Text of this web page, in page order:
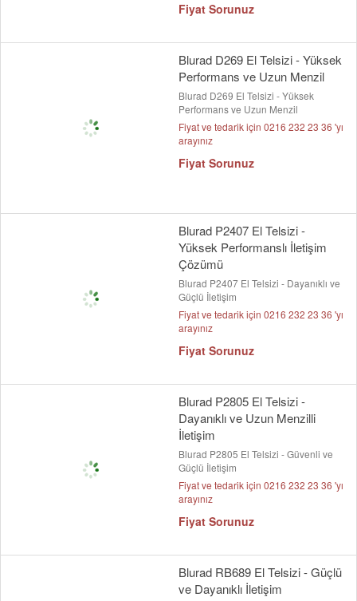
Fiyat Sorunuz
Blurad D269 El Telsizi - Yüksek
Performans ve Uzun Menzil
Blurad D269 El Telsizi - Yüksek
Performans ve Uzun Menzil
Fiyat ve tedarik için 0216 232 23 36 'yı
arayınız
Fiyat Sorunuz
Blurad P2407 El Telsizi -
Yüksek Performanslı İletişim
Çözümü
Blurad P2407 El Telsizi - Dayanıklı ve
Güçlü İletişim
Fiyat ve tedarik için 0216 232 23 36 'yı
arayınız
Fiyat Sorunuz
Blurad P2805 El Telsizi -
Dayanıklı ve Uzun Menzilli
İletişim
Blurad P2805 El Telsizi - Güvenli ve
Güçlü İletişim
Fiyat ve tedarik için 0216 232 23 36 'yı
arayınız
Fiyat Sorunuz
Blurad RB689 El Telsizi - Güçlü
ve Dayanıklı İletişim